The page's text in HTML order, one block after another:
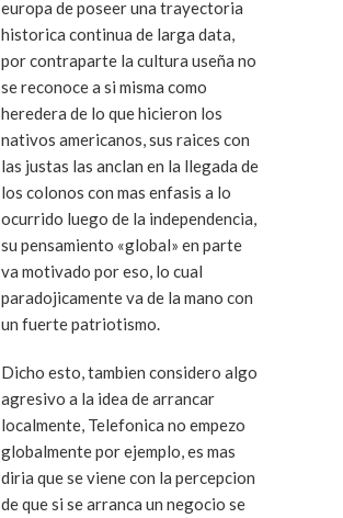
europa de poseer una trayectoria
historica continua de larga data,
por contraparte la cultura useña no
se reconoce a si misma como
heredera de lo que hicieron los
nativos americanos, sus raices con
las justas las anclan en la llegada de
los colonos con mas enfasis a lo
ocurrido luego de la independencia,
su pensamiento «global» en parte
va motivado por eso, lo cual
paradojicamente va de la mano con
un fuerte patriotismo.
Dicho esto, tambien considero algo
agresivo a la idea de arrancar
localmente, Telefonica no empezo
globalmente por ejemplo, es mas
diria que se viene con la percepcion
de que si se arranca un negocio se